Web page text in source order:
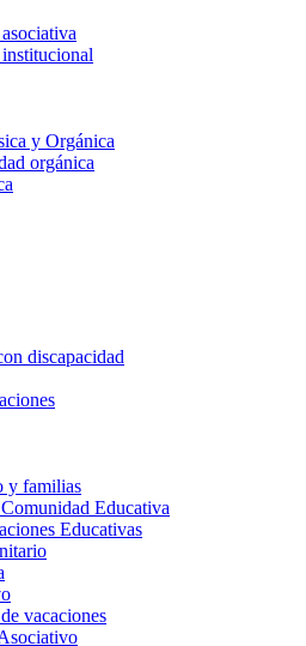
y Orgánica
orgánica
discapacidad
y familias
Educativa
Educativas
vacaciones